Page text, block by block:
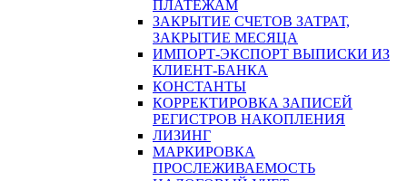
ПЛАТЕЖАМ
ЗАКРЫТИЕ СЧЕТОВ ЗАТРАТ,
ЗАКРЫТИЕ МЕСЯЦА
ИМПОРТ-ЭКСПОРТ ВЫПИСКИ ИЗ
КЛИЕНТ-БАНКА
КОНСТАНТЫ
КОРРЕКТИРОВКА ЗАПИСЕЙ
РЕГИСТРОВ НАКОПЛЕНИЯ
ЛИЗИНГ
МАРКИРОВКА
ПРОСЛЕЖИВАЕМОСТЬ